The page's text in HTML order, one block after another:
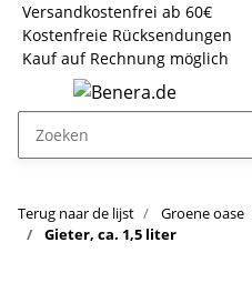
Versandkostenfrei ab 60€
Kostenfreie Rücksendungen
Kauf auf Rechnung möglich
Terug naar de lijst Groene oase
Gieter, ca. 1,5 liter